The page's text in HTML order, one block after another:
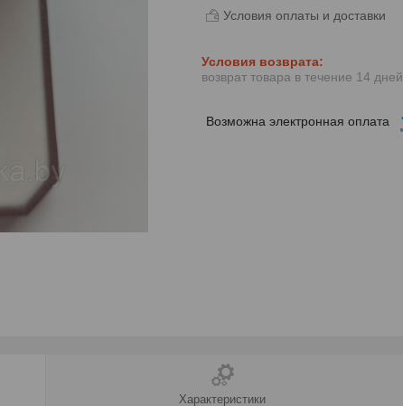
Условия оплаты и доставки
возврат товара в течение 14 дней
Характеристики